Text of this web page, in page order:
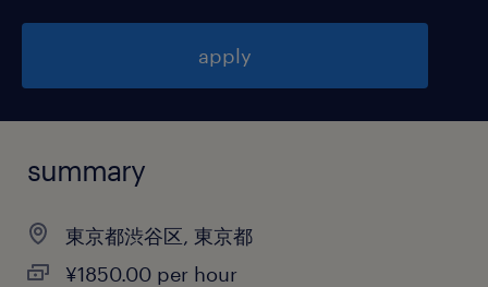
apply
summary
東京都渋谷区, 東京都
¥1850.00 per hour